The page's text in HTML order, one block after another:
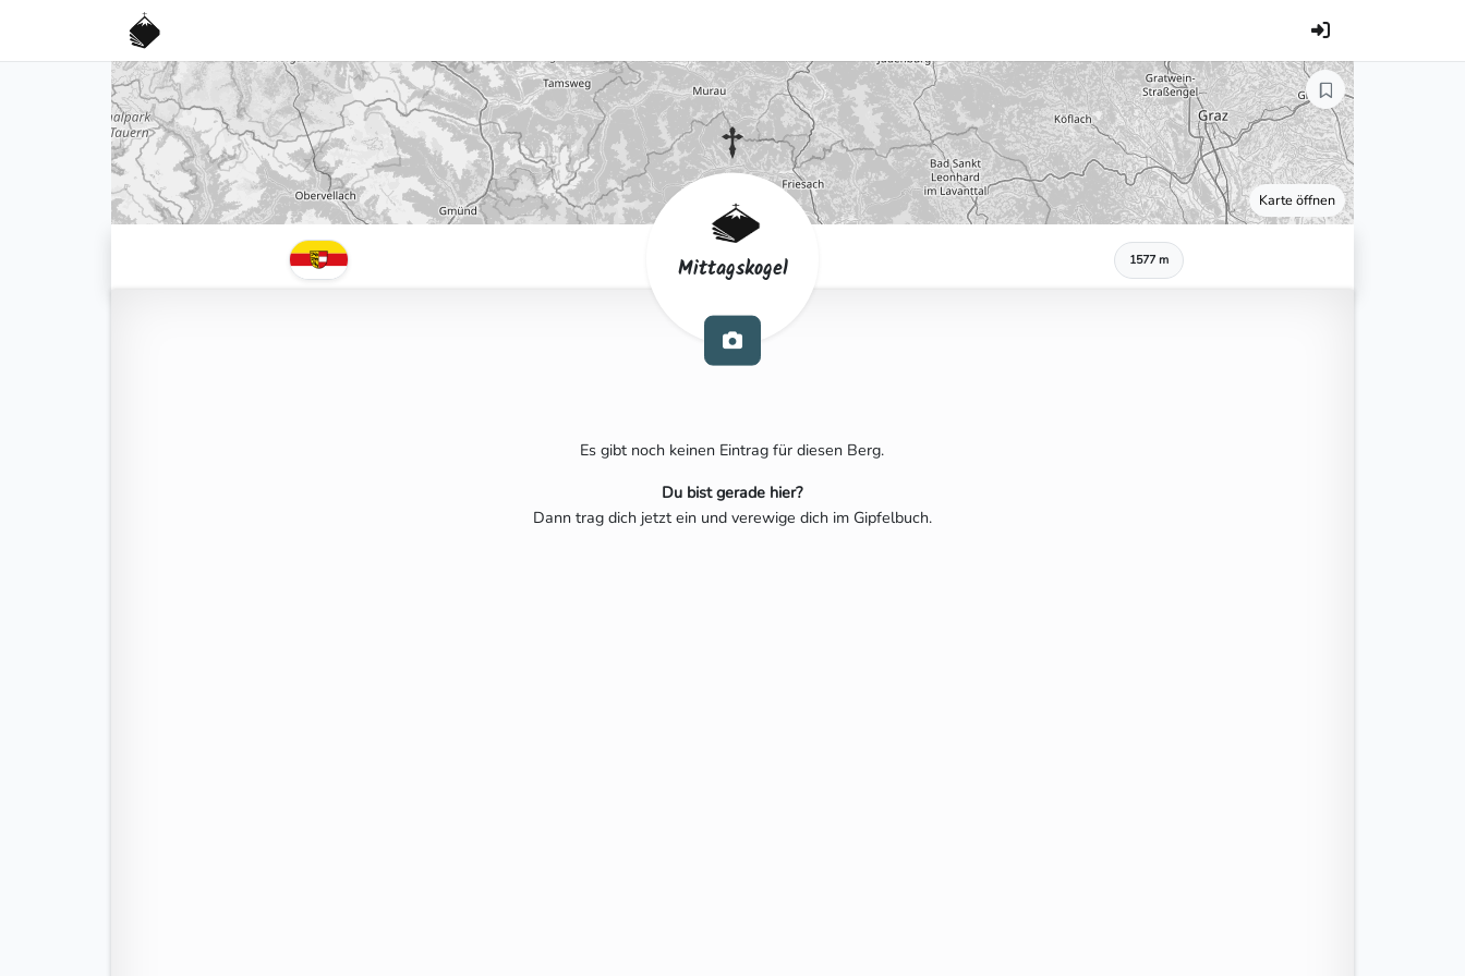
Karte öffnen
Mittagskogel 1577 m
Es gibt noch keinen Eintrag für diesen Berg.
Du bist gerade hier?
Dann trag dich jetzt ein und verewige dich im Gipfelbuch.